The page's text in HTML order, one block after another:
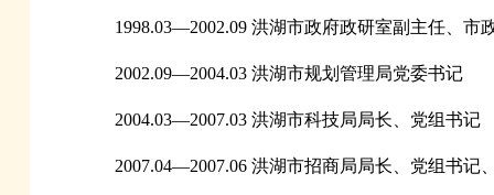
1998.03—2002.09 洪湖市政府政研室副主任、市
2002.09—2004.03 洪湖市规划管理局党委书记
2004.03—2007.03 洪湖市科技局局长、党组书记
2007.04—2007.06 洪湖市招商局局长、党组书记